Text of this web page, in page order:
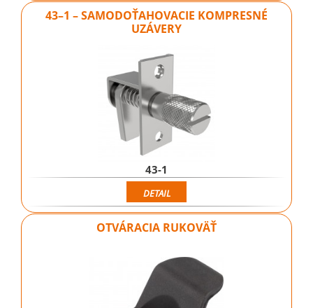
43–1 – SAMODOŤAHOVACIE KOMPRESNÉ
UZÁVERY
43-1
DETAIL
OTVÁRACIA RUKOVÄŤ